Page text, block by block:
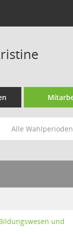
Alle Wahlperioden
und